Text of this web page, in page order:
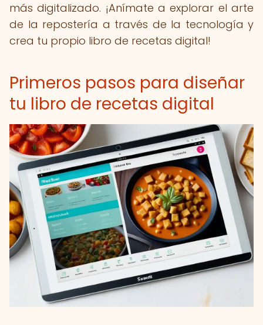
más digitalizado. ¡Anímate a explorar el arte
de la repostería a través de la tecnología y
crea tu propio libro de recetas digital!
Primeros pasos para diseñar
tu libro de recetas digital